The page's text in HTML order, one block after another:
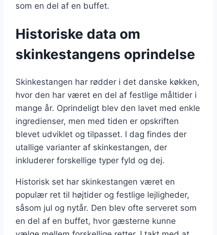
som en del af en buffet.
Historiske data om
skinkestangens oprindelse
Skinkestangen har rødder i det danske køkken,
hvor den har været en del af festlige måltider i
mange år. Oprindeligt blev den lavet med enkle
ingredienser, men med tiden er opskriften
blevet udviklet og tilpasset. I dag findes der
utallige varianter af skinkestangen, der
inkluderer forskellige typer fyld og dej.
Historisk set har skinkestangen været en
populær ret til højtider og festlige lejligheder,
såsom jul og nytår. Den blev ofte serveret som
en del af en buffet, hvor gæsterne kunne